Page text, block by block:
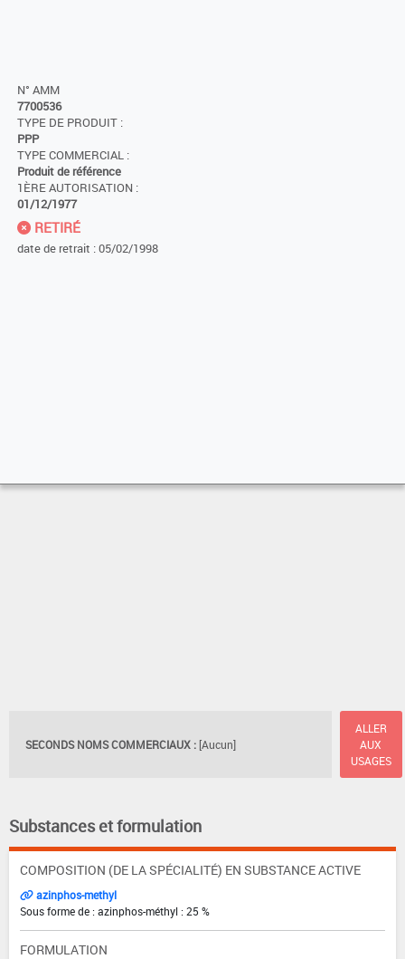
N° AMM
7700536
TYPE DE PRODUIT :
PPP
TYPE COMMERCIAL :
Produit de référence
1ÈRE AUTORISATION :
01/12/1977
RETIRÉ
date de retrait : 05/02/1998
SECONDS NOMS COMMERCIAUX : [Aucun]
ALLER
AUX
USAGES
Substances et formulation
COMPOSITION (DE LA SPÉCIALITÉ) EN SUBSTANCE ACTIVE
azinphos-methyl
Sous forme de : azinphos-méthyl : 25 %
FORMULATION